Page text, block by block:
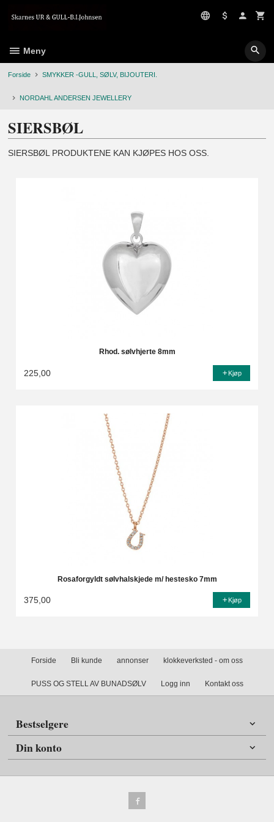
Meny
Forside SMYKKER -GULL, SØLV, BIJOUTERI.
NORDAHL ANDERSEN JEWELLERY
SIERSBØL
SIERSBØL PRODUKTENE KAN KJØPES HOS OSS.
Rhod. sølvhjerte 8mm
225,00 Kjøp
Rosaforgyldt sølvhalskjede m/ hestesko 7mm
375,00 Kjøp
Forside Bli kunde annonser klokkeverksted - om oss
PUSS OG STELL AV BUNADSØLV Logg inn Kontakt oss
Bestselgere
Din konto